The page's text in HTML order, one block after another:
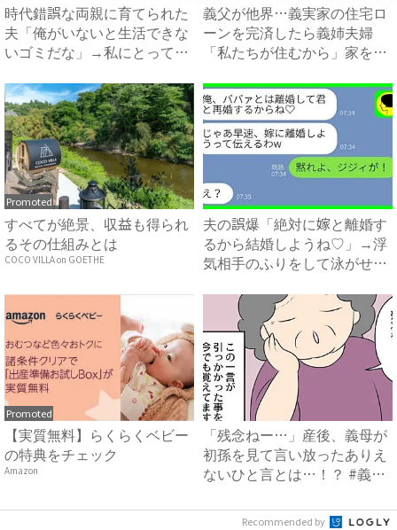
時代錯誤な両親に育てられた
夫「俺がいないと生活できな
いゴミだな」→私にとっての
義父が他界…義実家の住宅ロ
ーンを完済したら義姉夫婦
「私たちが住むから」家を乗
Promoted
すべてが絶景、収益も得られ
るその仕組みとは
COCO VILLA on GOETHE
夫の誤爆「絶対に嫁と離婚す
るから結婚しようね♡」→浮
気相手のふりをして泳がせて
Promoted
【実質無料】らくらくベビー
の特典をチェック
Amazon
「残念ねー…」産後、義母が
初孫を見て言い放ったありえ
ないひと言とは…！？ #義
Recommended by